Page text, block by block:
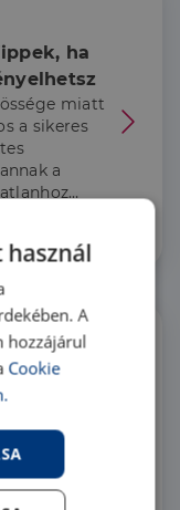
ha
miatt
a sikeres
a
a
House
az
és
A
hozzájárul
Cookie